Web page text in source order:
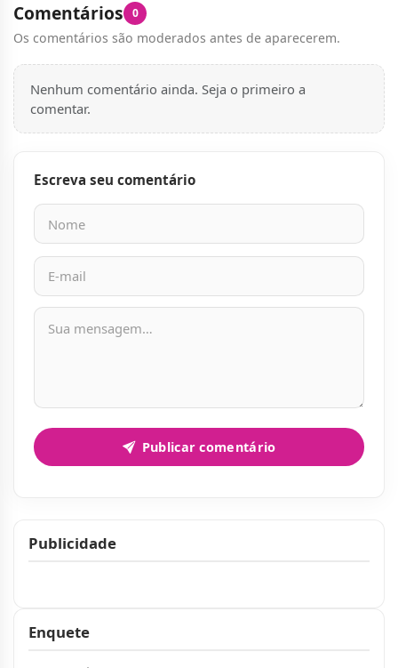
Comentários 0
Os comentários são moderados antes de aparecerem.
Nenhum comentário ainda. Seja o primeiro a
comentar.
Escreva seu comentário
Nome
E-mail
Mensagem
Publicar comentário
Publicidade
Enquete